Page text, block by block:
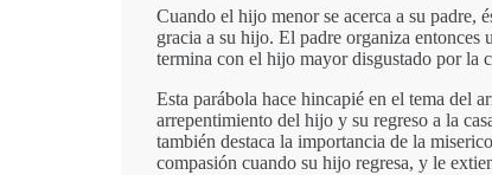
Cuando el hijo menor se acerca a su padre,
gracia a su hijo. El padre organiza entonces
termina con el hijo mayor disgustado por la
Esta parábola hace hincapié en el tema del
arrepentimiento del hijo y su regreso a la
también destaca la importancia de la
compasión cuando su hijo regresa, y le